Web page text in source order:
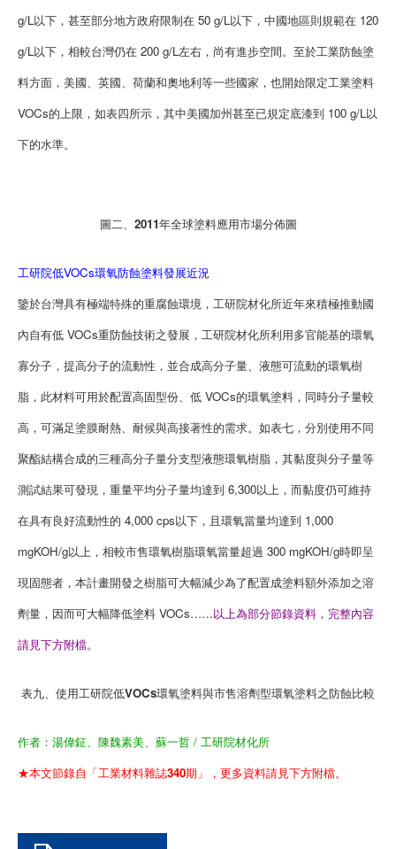
g/L以下，甚至部分地方政府限制在 50 g/L以下，中國地區則規範在 120
g/L以下，相較台灣仍在 200 g/L左右，尚有進步空間。至於工業防蝕塗
料方面，美國、英國、荷蘭和奧地利等一些國家，也開始限定工業塗料
VOCs的上限，如表四所示，其中美國加州甚至已規定底漆到 100 g/L以
下的水準。
圖二、2011年全球塗料應用市場分佈圖
工研院低VOCs環氧防蝕塗料發展近況
鑒於台灣具有極端特殊的重腐蝕環境，工研院材化所近年來積極推動國
內自有低 VOCs重防蝕技術之發展，工研院材化所利用多官能基的環氧
寡分子，提高分子的流動性，並合成高分子量、液態可流動的環氧樹
脂，此材料可用於配置高固型份、低 VOCs的環氧塗料，同時分子量較
高，可滿足塗膜耐熱、耐候與高接著性的需求。如表七，分別使用不同
聚酯結構合成的三種高分子量分支型液態環氧樹脂，其黏度與分子量等
測試結果可發現，重量平均分子量均達到 6,300以上，而黏度仍可維持
在具有良好流動性的 4,000 cps以下，且環氧當量均達到 1,000
mgKOH/g以上，相較市售環氧樹脂環氧當量超過 300 mgKOH/g時即呈
現固態者，本計畫開發之樹脂可大幅減少為了配置成塗料額外添加之溶
劑量，因而可大幅降低塗料 VOCs……以上為部分節錄資料，完整內容
請見下方附檔。
表九、使用工研院低VOCs環氧塗料與市售溶劑型環氧塗料之防蝕比較
作者：湯偉鉦、陳魏素美、蘇一哲 / 工研院材化所
★本文節錄自「工業材料雜誌340期」，更多資料請見下方附檔。